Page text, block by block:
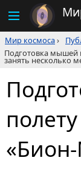
Мир космоса›
Подготовка мышей
занять несколько